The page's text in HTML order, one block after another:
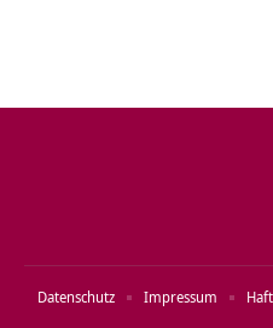
Datenschutz Impressum